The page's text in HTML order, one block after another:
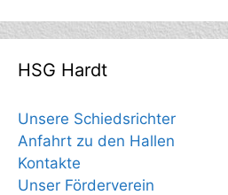
HSG Hardt
Unsere Schiedsrichter
Anfahrt zu den Hallen
Kontakte
Unser Förderverein